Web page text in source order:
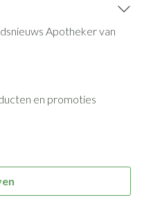
Apotheker van
en promoties